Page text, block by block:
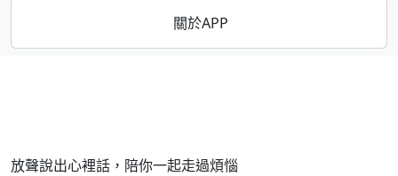
關於APP
放聲說出心裡話，陪你一起走過煩惱